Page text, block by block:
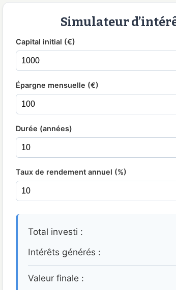
Simulateur
Capital initial (€)
Épargne mensuelle (€)
Durée (années)
Taux de rendement annuel (%)
Total investi :
Intérêts générés :
Valeur finale :